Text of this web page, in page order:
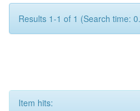
Results 1-1 of 1 (Search time:
Item hits: